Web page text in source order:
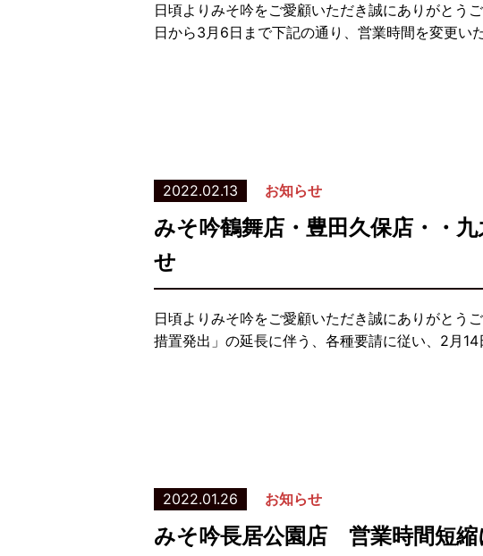
日頃よりみそ吟をご愛顧いただき誠にありがとう
日から3月6日まで下記の通り、営業時間を変更い
2022.02.13 お知らせ
みそ吟鶴舞店・豊田久保店・・
せ
日頃よりみそ吟をご愛顧いただき誠にありがとう
措置発出」の延長に伴う、各種要請に従い、2月
2022.01.26 お知らせ
みそ吟長居公園店 営業時間短